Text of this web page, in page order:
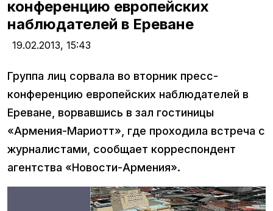
конференцию европейских
наблюдателей в Ереване
19.02.2013, 15:43
Группа лиц сорвала во вторник пресс-
конференцию европейских наблюдателей в
Ереване, ворвавшись в зал гостиницы
«Армения-Мариотт», где проходила встреча с
журналистами, сообщает корреспондент
агентства «Новости-Армения».